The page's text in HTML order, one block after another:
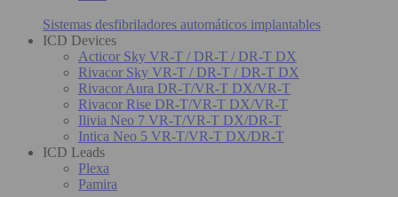
Sistemas desfibriladores automáticos implantables
ICD Devices
Acticor Sky VR-T / DR-T / DR-T DX
Rivacor Sky VR-T / DR-T / DR-T DX
Rivacor Aura DR-T/VR-T DX/VR-T
Rivacor Rise DR-T/VR-T DX/VR-T
Ilivia Neo 7 VR-T/VR-T DX/DR-T
Intica Neo 5 VR-T/VR-T DX/DR-T
ICD Leads
Plexa
Pamira